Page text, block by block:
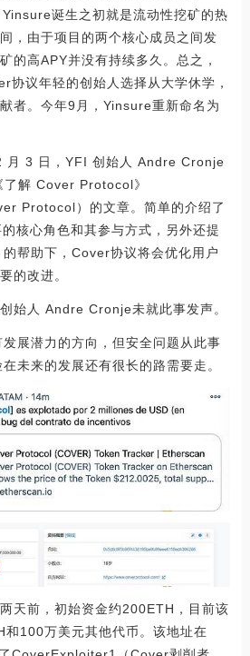
诞生之初就是流动性挖矿的热
，由于项目的两个核心成员之间发
的高APY并没有持续多久。总之，
协议年轻的创始人选择从大学休学，
者。今年9月，Yinsure重新命名为
月 3 日，YFI 创始人 Andre Cronje
解 Cover Protocol》
Protocol）的文章。简单的介绍了
核心角色和其参与方式，另外还提
帮助下，Cover协议将会优化用户
的改进。
始人 Andre Cronje未就此事发声。
展潜力的方向，但安全问题从此事
未来的发展还有很长的路需要走。
天前，初始资金约200ETH，目前该
100万美元其他代币。该地址在